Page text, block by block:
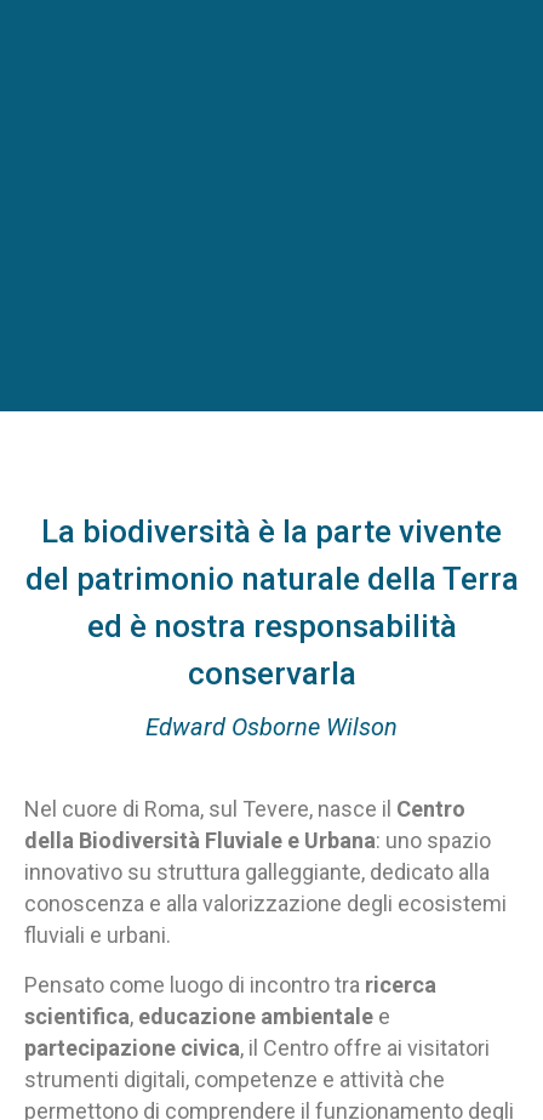
La biodiversità è la parte vivente
del patrimonio naturale della Terra
ed è nostra responsabilità
conservarla
Edward Osborne Wilson
Nel cuore di Roma, sul Tevere, nasce il Centro
della Biodiversità Fluviale e Urbana: uno spazio
innovativo su struttura galleggiante, dedicato alla
conoscenza e alla valorizzazione degli ecosistemi
fluviali e urbani.
Pensato come luogo di incontro tra ricerca
scientifica, educazione ambientale e
partecipazione civica, il Centro offre ai visitatori
strumenti digitali, competenze e attività che
permettono di comprendere il funzionamento degli